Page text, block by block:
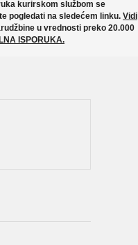
kurirskom službom se
pogledati na sledećem linku. Vidi
u vrednosti preko 20.000
ISPORUKA.